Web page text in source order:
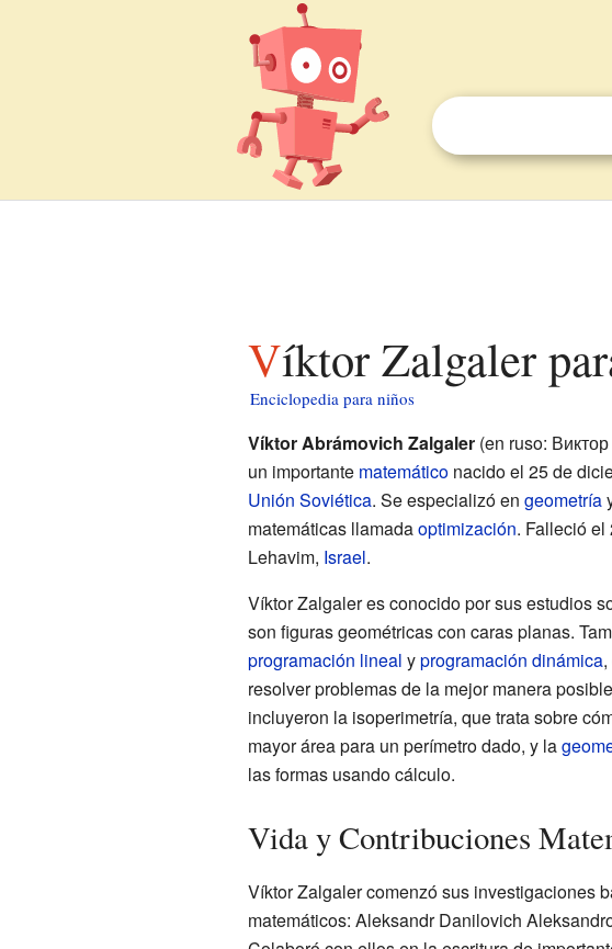
Víktor Zalgaler
Enciclopedia para niños
Víktor Abrámovich Zalgaler(en ruso:
un importante matemáticonacido el 25 de
Unión Soviética. Se especializó en geometría
matemáticas llamadaoptimización. Falleció el
Lehavim, Israel.
Víktor Zalgaler es conocido por sus estudios
son figuras geométricas con caras planas.
programación lineal yprogramación dinámica,
resolver problemas de la mejor manera
incluyeron la isoperimetría, que trata sobre
mayor área para un perímetro dado, y la
las formas usando cálculo.
Vida y Contribuciones
Víktor Zalgaler comenzó sus investigaciones
matemáticos: Aleksandr Danilovich